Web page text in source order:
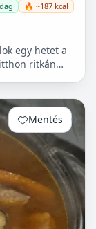
🔥 ~187 kcal
egy hetet a
ritkán
Mentés 0